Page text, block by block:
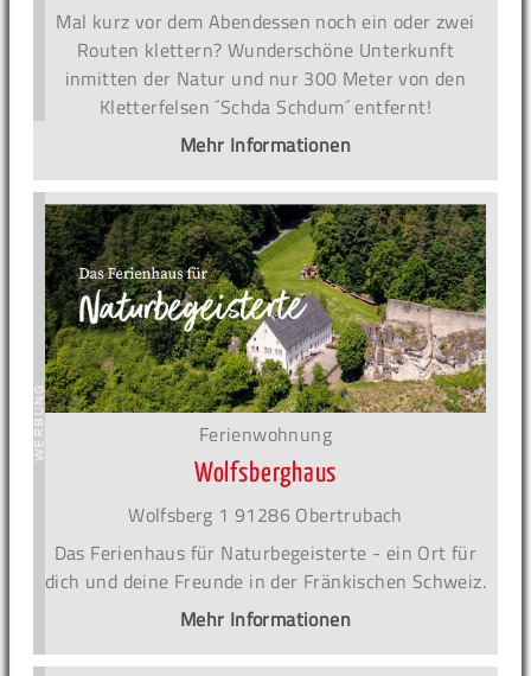
Mal kurz vor dem Abendessen noch ein oder zwei
Routen klettern? Wunderschöne Unterkunft
inmitten der Natur und nur 300 Meter von den
Kletterfelsen ´Schda Schdum´ entfernt!
Mehr Informationen
Ferienwohnung
Wolfsberghaus
Wolfsberg 1 91286 Obertrubach
Das Ferienhaus für Naturbegeisterte - ein Ort für
dich und deine Freunde in der Fränkischen Schweiz.
Mehr Informationen